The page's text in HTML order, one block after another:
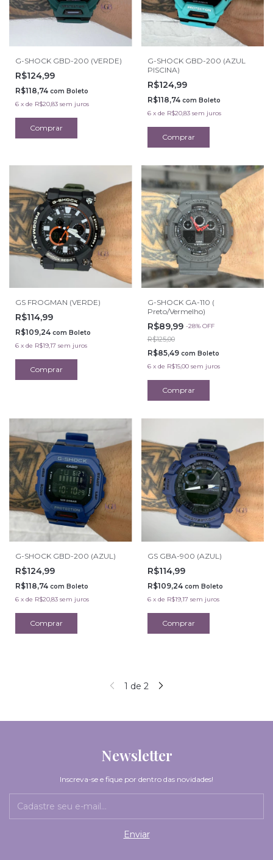
G-SHOCK GBD-200 (VERDE)
R$124,99
R$118,74 com Boleto
6 x de R$20,83 sem juros
G-SHOCK GBD-200 (AZUL
PISCINA)
R$124,99
R$118,74 com Boleto
6 x de R$20,83 sem juros
GS FROGMAN (VERDE)
R$114,99
R$109,24 com Boleto
6 x de R$19,17 sem juros
G-SHOCK GA-110 (
Preto/Vermelho)
R$89,99 -28% OFF
R$125,00
R$85,49 com Boleto
6 x de R$15,00 sem juros
G-SHOCK GBD-200 (AZUL)
R$124,99
R$118,74 com Boleto
6 x de R$20,83 sem juros
GS GBA-900 (AZUL)
R$114,99
R$109,24 com Boleto
6 x de R$19,17 sem juros
1 de 2
Newsletter
Inscreva-se e fique por dentro das novidades!